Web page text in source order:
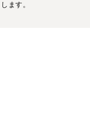
ます。